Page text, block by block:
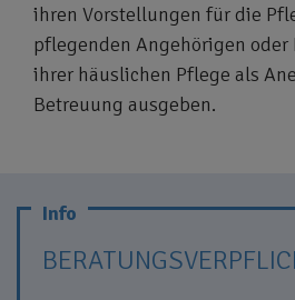
ihren Vorstellungen für die
pflegenden Angehörigen oder
ihrer häuslichen Pflege als
Betreuung ausgeben.